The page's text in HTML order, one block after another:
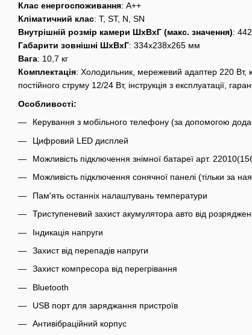
Клас енергоспоживання: А++
Кліматичний клас: T, ST, N, SN
Внутрішній розмір камери ШхВхГ (макс. значення):
Габарити зовнішні ШхВхГ: 334x238x265 мм
Вага: 10,7 кг
Комплектація: Холодильник, мережевий адаптер 220 Вт,
постійного струму 12/24 Вт, інструкція з експлуатації,
Особливості:
Керування з мобільного телефону (за допомогою
Цифровий LED дисплей
Можливість підключення знімної батареї арт.
Можливість підключення сонячної панелі (тільки за
Пам'ять останніх налаштувань температури
Триступеневий захист акумулятора авто від
Індикація напруги
Захист від перепадів напруги
Захист компресора від перегрівання
Bluetooth
USB порт для заряджання пристроїв
Антивібраційний корпус